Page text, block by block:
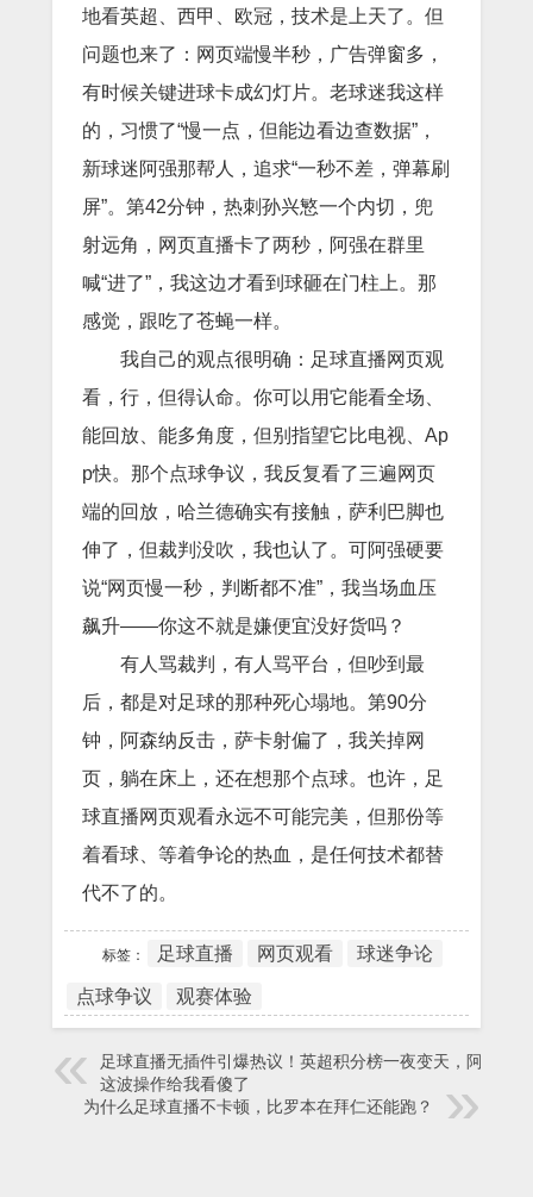
地看英超、西甲、欧冠，技术是上天了。但
问题也来了：网页端慢半秒，广告弹窗多，
有时候关键进球卡成幻灯片。老球迷我这样
的，习惯了“慢一点，但能边看边查数据”，
新球迷阿强那帮人，追求“一秒不差，弹幕刷
屏”。第42分钟，热刺孙兴慜一个内切，兜
射远角，网页直播卡了两秒，阿强在群里
喊“进了”，我这边才看到球砸在门柱上。那
感觉，跟吃了苍蝇一样。
我自己的观点很明确：足球直播网页观
看，行，但得认命。你可以用它能看全场、
能回放、能多角度，但别指望它比电视、Ap
p快。那个点球争议，我反复看了三遍网页
端的回放，哈兰德确实有接触，萨利巴脚也
伸了，但裁判没吹，我也认了。可阿强硬要
说“网页慢一秒，判断都不准”，我当场血压
飙升——你这不就是嫌便宜没好货吗？
有人骂裁判，有人骂平台，但吵到最
后，都是对足球的那种死心塌地。第90分
钟，阿森纳反击，萨卡射偏了，我关掉网
页，躺在床上，还在想那个点球。也许，足
球直播网页观看永远不可能完美，但那份等
着看球、等着争论的热血，是任何技术都替
代不了的。
标签： 足球直播 网页观看 球迷争论
点球争议 观赛体验
足球直播无插件引爆热议！英超积分榜一夜变天，阿森纳
这波操作给我看傻了
为什么足球直播不卡顿，比罗本在拜仁还能跑？